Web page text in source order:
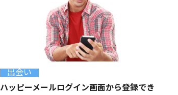
出会い
ハッピーメールログイン画面から登録でき